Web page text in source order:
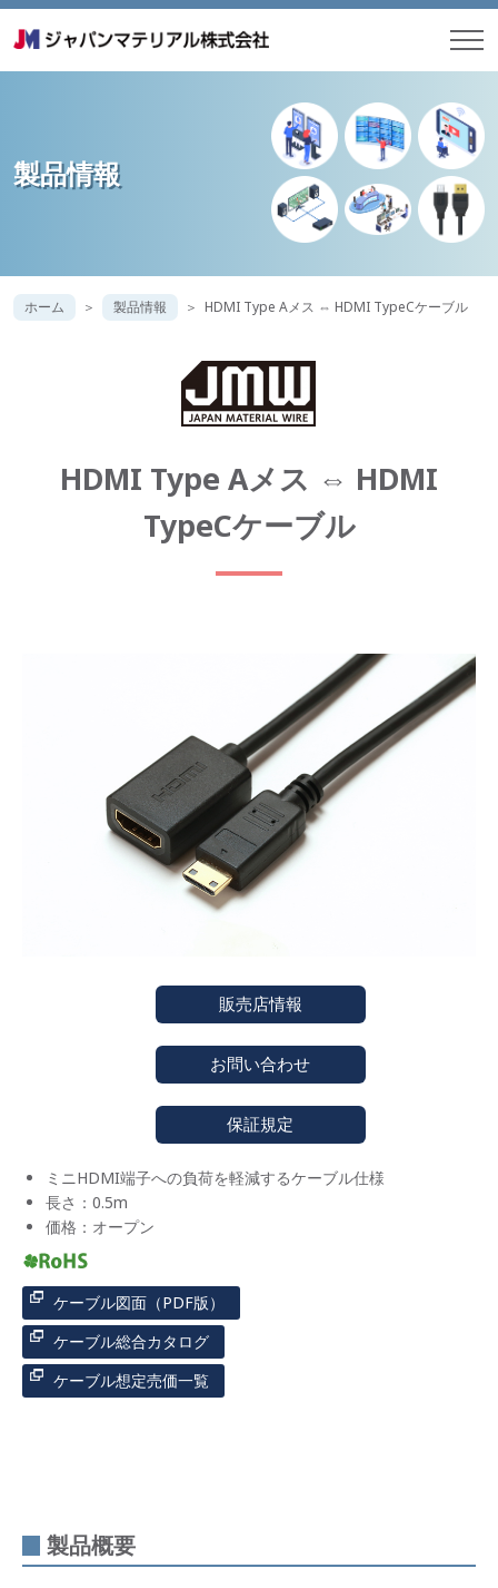
製品情報
ホーム 製品情報 HDMI Type Aメス ⇔ HDMI TypeCケーブル
HDMI Type Aメス ⇔ HDMI
TypeCケーブル
販売店情報
お問い合わせ
保証規定
ミニHDMI端子への負荷を軽減するケーブル仕様
長さ：0.5m
価格：オープン
ケーブル図面（PDF版）
ケーブル総合カタログ
ケーブル想定売価一覧
製品概要